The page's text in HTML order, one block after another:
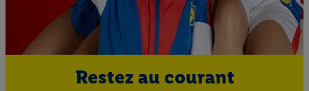
Restez au courant